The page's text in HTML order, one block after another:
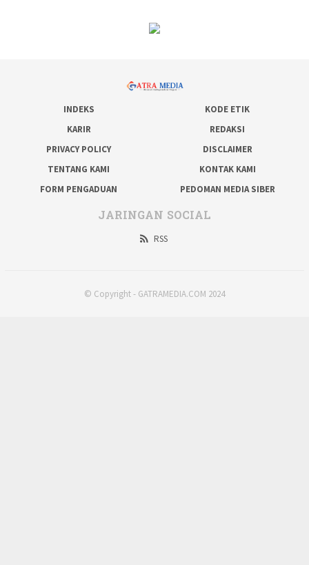
INDEKS
KODE ETIK
KARIR
REDAKSI
PRIVACY POLICY
DISCLAIMER
TENTANG KAMI
KONTAK KAMI
FORM PENGADUAN
PEDOMAN MEDIA SIBER
JARINGAN SOCIAL
RSS
© Copyright - GATRAMEDIA.COM 2024